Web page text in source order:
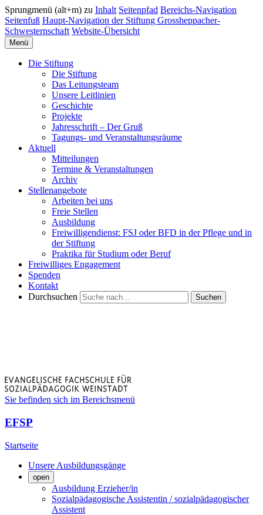
Sprungmenü (alt+m) zu Inhalt Seitenpfad Bereichs-Navigation
Seitenfuß Haupt-Navigation der Stiftung Grossheppacher-
Schwesternschaft Website-Übersicht
Menü
Die Stiftung
Die Stiftung
Das Leitungsteam
Unsere Leitlinien
Geschichte
Projekte
Jahresschrift – Der Gruß
Tagungs- und Veranstaltungsräume
Aktuell
Mitteilungen
Termine & Veranstaltungen
Archiv
Stellenangebote
Arbeiten bei uns
Freie Stellen
Ausbildung
Freiwilligendienst: FSJ oder BFD in der Pflege und in
der Stiftung
Praktika für Studium oder Beruf
Freiwilliges Engagement
Spenden
Kontakt
Durchsuchen
Suchen
Sie befinden sich im Bereichsmenü
EFSP
Startseite
Unsere Ausbildungsgänge
open
Ausbildung Erzieher/in
Sozialpädagogische Assistentin / sozialpädagogischer
Assistent